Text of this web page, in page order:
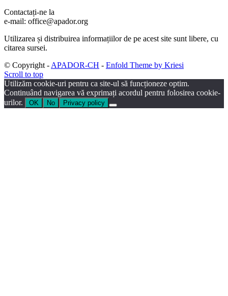
Contactați-ne la
e-mail: office@apador.org
Utilizarea și distribuirea informațiilor de pe acest site sunt libere, cu
citarea sursei.
© Copyright -APADOR-CH - Enfold Theme by Kriesi
Scroll to top
Utilizăm cookie-uri pentru ca site-ul să funcționeze optim.
Continuând navigarea vă exprimați acordul pentru folosirea cookie-
urilor.
OK No Privacy policy